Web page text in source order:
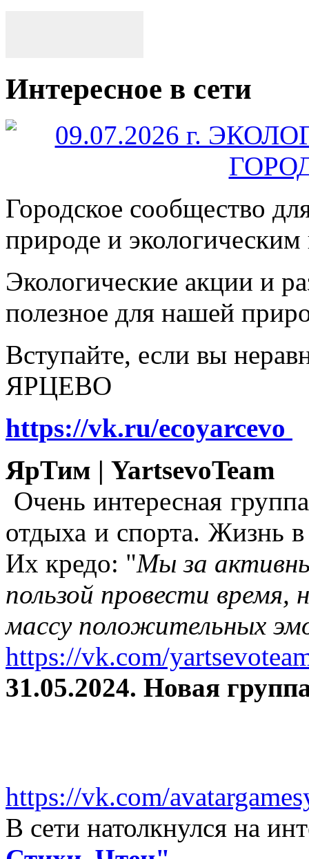
Интересное в сети
Городское сообщество
природе и
Экологические акции и
полезное для нашей
Вступайте, если вы
ЯРЦЕВО
https://vk.ru/ecoyarcevo
ЯрТим | YartsevoTeam
Очень интересная
отдыха и спорта. Жизнь
Их кредо: "Мы за
пользой провести время,
массу положительных
https://vk.com/
31.05.2024. Новая
https://vk.com/
В сети натолкнулся на